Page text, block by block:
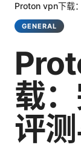
Proton vpn下载
GENERAL
载：
评